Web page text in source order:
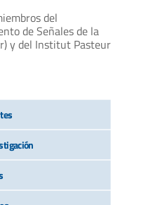
del
de Señales de la
y del Institut Pasteur